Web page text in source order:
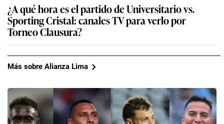
¿A qué hora es el partido de Universitario vs.
Sporting Cristal: canales TV para verlo por
Torneo Clausura?
Más sobre Alianza Lima